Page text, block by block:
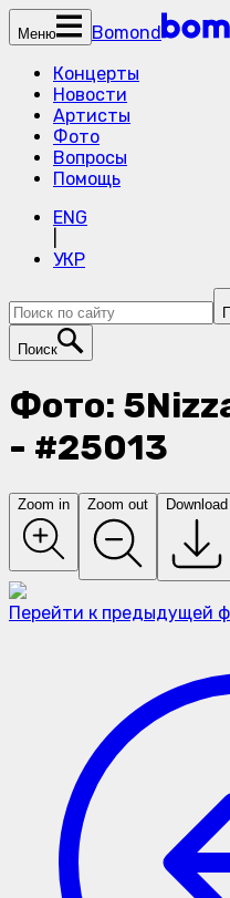
Меню
Bomond
Концерты
Новости
Артисты
Фото
Вопросы
Помощь
ENG
УКР
Поиск
Фото:
- #25013
Zoom in Zoom out Download
Перейти к предыдущей